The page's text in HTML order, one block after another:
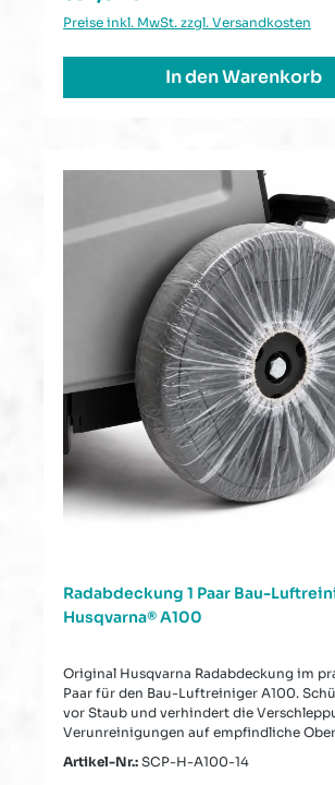
Preise inkl. MwSt. zzgl. Versandkosten
In den Warenkorb
Radabdeckung 1 Paar Bau-
Husqvarna® A100
Original Husqvarna Radabdeckung im
Paar für den Bau-Luftreiniger A100.
vor Staub und verhindert die
Verunreinigungen auf empfindliche
Artikel-Nr.: SCP-H-A100-14